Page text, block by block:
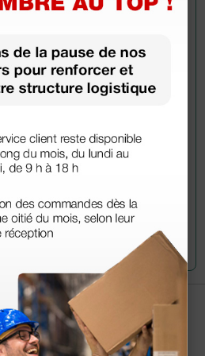
? Avez-vous besoin
Envoyez maintenant votre
qui ont déjà acheté ce
votre question